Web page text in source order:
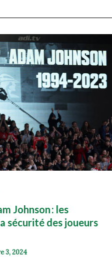
Johnson : les
sécurité des joueurs
3, 2024